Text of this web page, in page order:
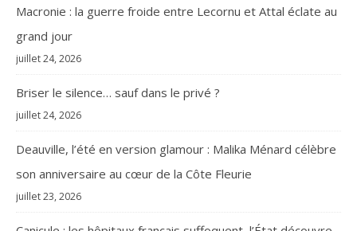
Macronie : la guerre froide entre Lecornu et Attal éclate au
grand jour
juillet 24, 2026
Briser le silence… sauf dans le privé ?
juillet 24, 2026
Deauville, l’été en version glamour : Malika Ménard célèbre
son anniversaire au cœur de la Côte Fleurie
juillet 23, 2026